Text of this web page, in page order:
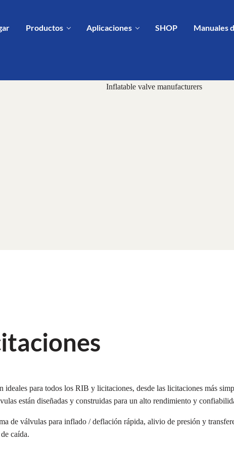
Productos Aplicaciones SHOP Manuales
para todos los RIB y licitaciones, desde las licitaciones más
están diseñadas y construidas para un alto rendimiento y
de válvulas para inflado / deflación rápida, alivio de presión y
caída.